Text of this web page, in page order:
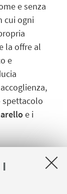
I
e senza
cui ogni
la offre al
e
spettacolo
e i